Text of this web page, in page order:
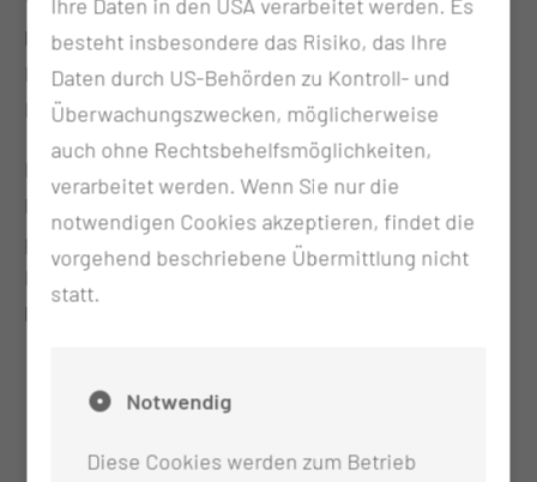
hierfür besonders eingerichtetes
Kinderpalliativzimmer aus Spendenmitteln des
Fördervereins der Klinik.
Im Aufbau befindet sich das ambulante
Palliativteam „Regenbogen“ (SAPPV), was
perspektivisch in enger Zusammenarbeit mit der
Kinderklinik und dem SPZ die Betreuung im
häuslichen Bereich ermöglichen soll.
Ihre Daten in den USA verarbeitet werden. Es
besteht insbesondere das Risiko, das Ihre
Daten durch US-Behörden zu Kontroll- und
Überwachungszwecken, möglicherweise
auch ohne Rechtsbehelfsmöglichkeiten,
verarbeitet werden. Wenn Sie nur die
notwendigen Cookies akzeptieren, findet die
vorgehend beschriebene Übermittlung nicht
statt.
Notwendig
Diese Cookies werden zum Betrieb